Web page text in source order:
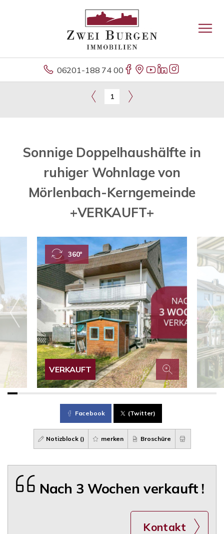
06201-188 74 00
1
Sonnige Doppelhaushälfte in
ruhiger Wohnlage von
Mörlenbach-Kerngemeinde
+VERKAUFT+
VERKAUFT
360°
Facebook (Twitter)
Notizblock () merken Broschüre
Nach 3 Wochen verkauft !
Kontakt